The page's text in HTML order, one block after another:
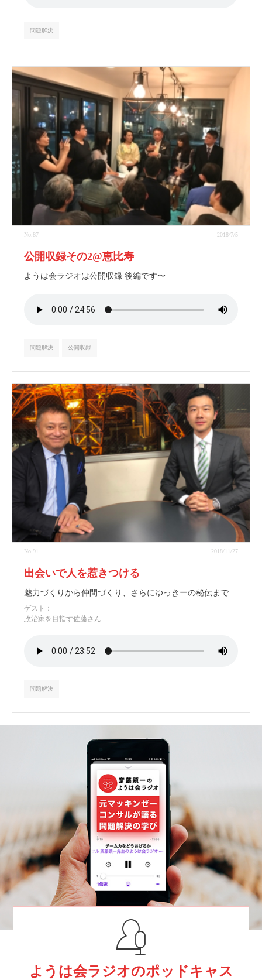
問題解決
No.87 2018/7/5
公開収録その2@恵比寿
ようは会ラジオは公開収録 後編です〜
問題解決 公開収録
No.91 2018/11/27
出会いで人を惹きつける
魅力づくりから仲間づくり、さらにゆっきーの秘伝まで
ゲスト：
政治家を目指す佐藤さん
問題解決
ようは会ラジオのポッドキャス